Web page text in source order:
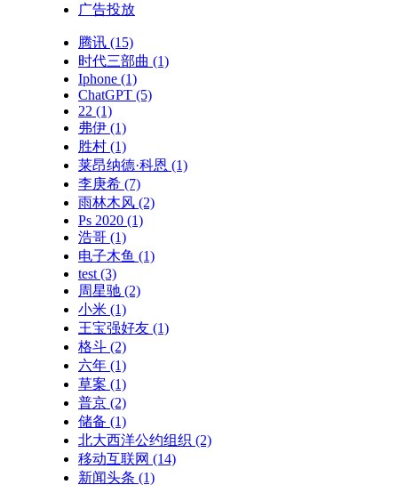
广告投放
腾讯 (15)
时代三部曲 (1)
Iphone (1)
ChatGPT (5)
22 (1)
弗伊 (1)
胜村 (1)
莱昂纳德·科恩 (1)
李庚希 (7)
雨林木风 (2)
Ps 2020 (1)
浩哥 (1)
电子木鱼 (1)
test (3)
周星驰 (2)
小米 (1)
王宝强好友 (1)
格斗 (2)
六年 (1)
草案 (1)
普京 (2)
储备 (1)
北大西洋公约组织 (2)
移动互联网 (14)
新闻头条 (1)